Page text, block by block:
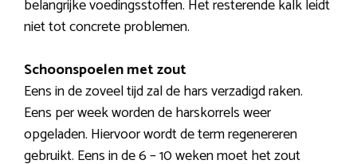
belangrijke voedingsstoffen. Het resterende kalk leidt
niet tot concrete problemen.
Schoonspoelen met zout
Eens in de zoveel tijd zal de hars verzadigd raken.
Eens per week worden de harskorrels weer
opgeladen. Hiervoor wordt de term regenereren
gebruikt. Eens in de 6 – 10 weken moet het zout